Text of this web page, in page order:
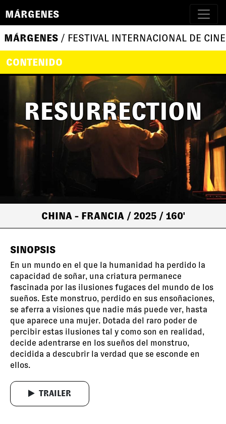
MÁRGENES
MÁRGENES / FESTIVAL INTERNACIONAL DE
CONTENIDO
RESURRECTION
CHINA - FRANCIA / 2025 / 160'
SINOPSIS
En un mundo en el que la humanidad ha perdido la
capacidad de soñar, una criatura permanece
fascinada por las ilusiones fugaces del mundo de los
sueños. Este monstruo, perdido en sus ensoñaciones,
se aferra a visiones que nadie más puede ver, hasta
que aparece una mujer. Dotada del raro poder de
percibir estas ilusiones tal y como son en realidad,
decide adentrarse en los sueños del monstruo,
decidida a descubrir la verdad que se esconde en
ellos.
TRAILER